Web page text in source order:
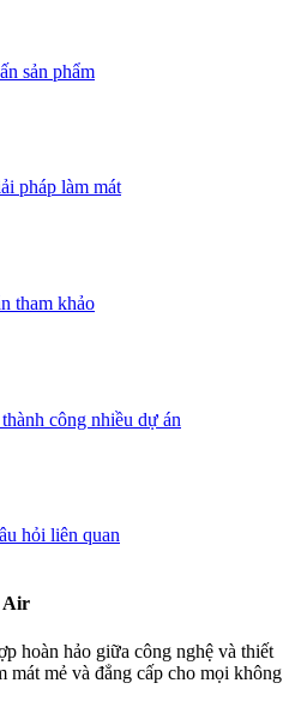
sản phẩm
pháp làm mát
tham khảo
công nhiều dự án
hỏi liên quan
Air
hoàn hảo giữa công nghệ và thiết
mát mẻ và đẳng cấp cho mọi không